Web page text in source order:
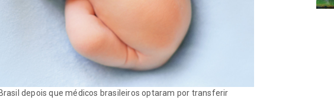
depois que médicos brasileiros optaram por transferir